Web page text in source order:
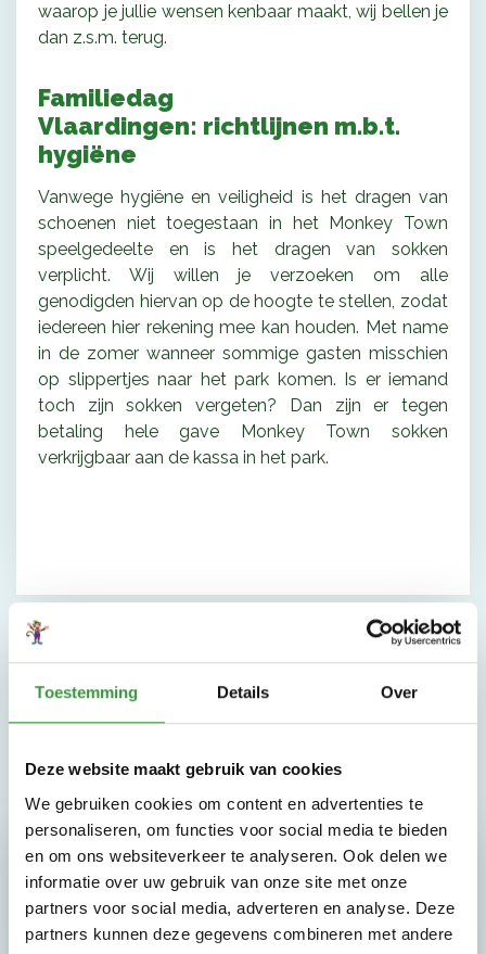
Toestemming Details Over
Deze website maakt gebruik van cookies
We gebruiken cookies om content en advertenties te
personaliseren, om functies voor social media te bieden
en om ons websiteverkeer te analyseren. Ook delen we
informatie over uw gebruik van onze site met onze
partners voor social media, adverteren en analyse. Deze
partners kunnen deze gegevens combineren met andere
waarop je jullie wensen kenbaar maakt, wij bellen je
dan z.s.m. terug.
Familiedag
Vlaardingen: richtlijnen m.b.t.
hygiëne
Vanwege hygiëne en veiligheid is het dragen van
schoenen niet toegestaan in het Monkey Town
speelgedeelte en is het dragen van sokken
verplicht. Wij willen je verzoeken om alle
genodigden hiervan op de hoogte te stellen, zodat
iedereen hier rekening mee kan houden. Met name
in de zomer wanneer sommige gasten misschien
op slippertjes naar het park komen. Is er iemand
toch zijn sokken vergeten? Dan zijn er tegen
betaling hele gave Monkey Town sokken
verkrijgbaar aan de kassa in het park.
Waarom Monkey Town de
leukste speeltuin is